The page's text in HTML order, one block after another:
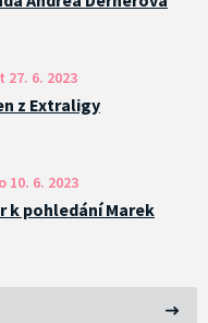
27. 6. 2023
z Extraligy
10. 6. 2023
k pohledání Marek